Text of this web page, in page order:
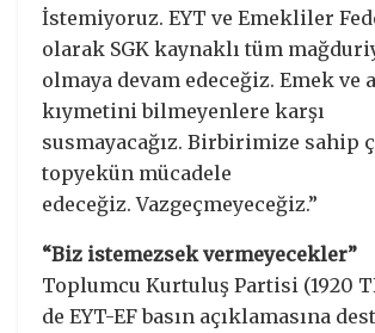
İstemiyoruz. EYT ve Emekliler
olarak SGK kaynaklı tüm
olmaya devam edeceğiz. Emek ve
kıymetini bilmeyenlere karşı
susmayacağız. Birbirimize sahip
topyekün mücadele
edeceğiz. Vazgeçmeyeceğiz.”
“Biz istemezsek vermeyecekler”
Toplumcu Kurtuluş Partisi (1920
de EYT-EF basın açıklamasına